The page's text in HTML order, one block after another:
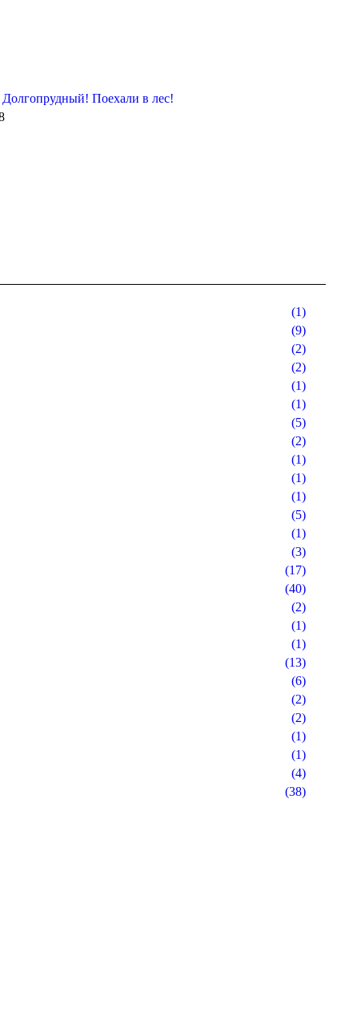
Поехали в лес!
(1)
(9)
(2)
(2)
(1)
(1)
(5)
(2)
(1)
(1)
(1)
(5)
(1)
(3)
(17)
(40)
(2)
(1)
(1)
(13)
(6)
(2)
(2)
(1)
(1)
(4)
(38)